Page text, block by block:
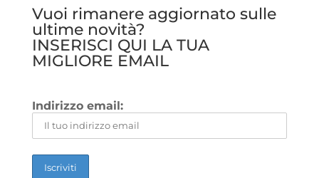
Vuoi rimanere aggiornato sulle
ultime novità?
INSERISCI QUI LA TUA
MIGLIORE EMAIL
Indirizzo email: